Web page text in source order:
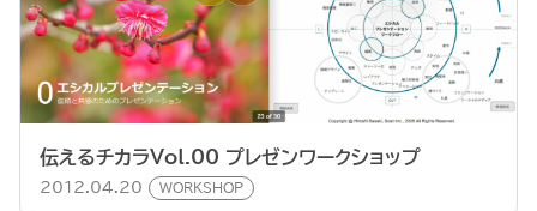
伝えるチカラVol.00 プレゼンワークショップ
2012.04.20 WORKSHOP